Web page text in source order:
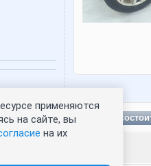
- 0
- 0
AK-NN
применяются
на сайте, вы
на их